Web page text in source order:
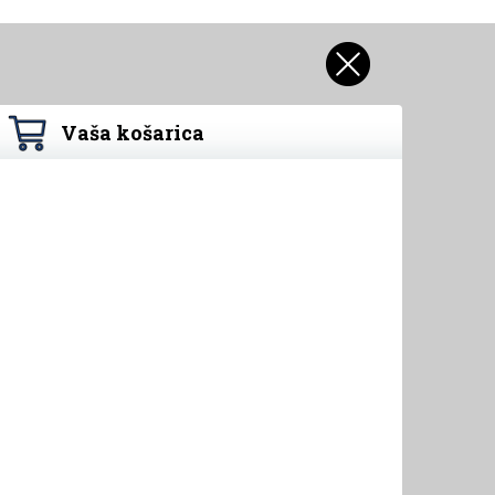
Vaša košarica